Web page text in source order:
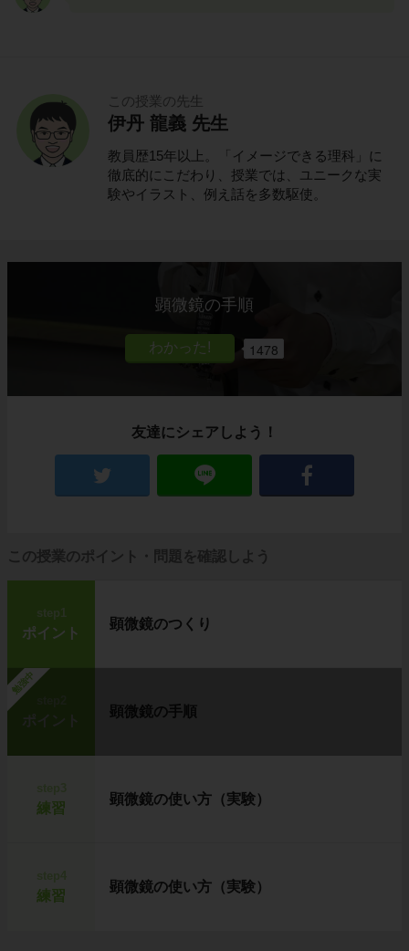
この授業の先生
伊丹 龍義 先生
教員歴15年以上。「イメージできる理科」に
徹底的にこだわり、授業では、ユニークな実
験やイラスト、例え話を多数駆使。
顕微鏡の手順
1478
友達にシェアしよう！
この授業のポイント・問題を確認しよう
step1
ポイント
顕微鏡のつくり
勉強中
ポイント
顕微鏡の手順
練習
顕微鏡の使い方（実験）
練習
顕微鏡の使い方（実験）